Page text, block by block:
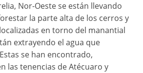
Nor-Oeste se están llevando
la parte alta de los cerros y
en torno del manantial
extrayendo el agua que
se han encontrado,
las tenencias de Atécuaro y